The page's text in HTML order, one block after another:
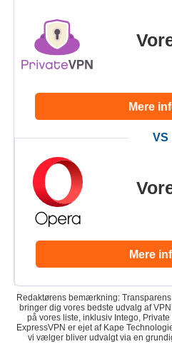
Mere
Mere
Redaktørens bemærkning:
bringer dig vores bedste udvalg af
på vores liste, inklusiv Intego,
ExpressVPN er ejet af Kape
vi vælger bliver udvalgt via en